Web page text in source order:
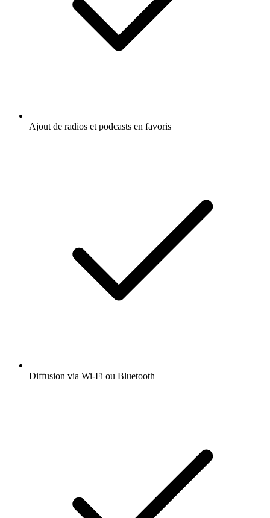
Ajout de radios et podcasts en favoris
Diffusion via Wi-Fi ou Bluetooth